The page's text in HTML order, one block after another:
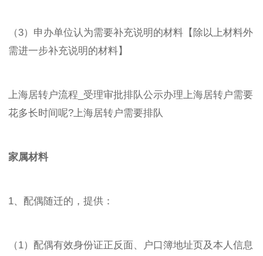
（3）申办单位认为需要补充说明的材料【除以上材料外
需进一步补充说明的材料】
上海居转户流程_受理审批排队公示办理上海居转户需要
花多长时间呢?上海居转户需要排队
家属材料
1、配偶随迁的，提供：
（1）配偶有效身份证正反面、户口簿地址页及本人信息